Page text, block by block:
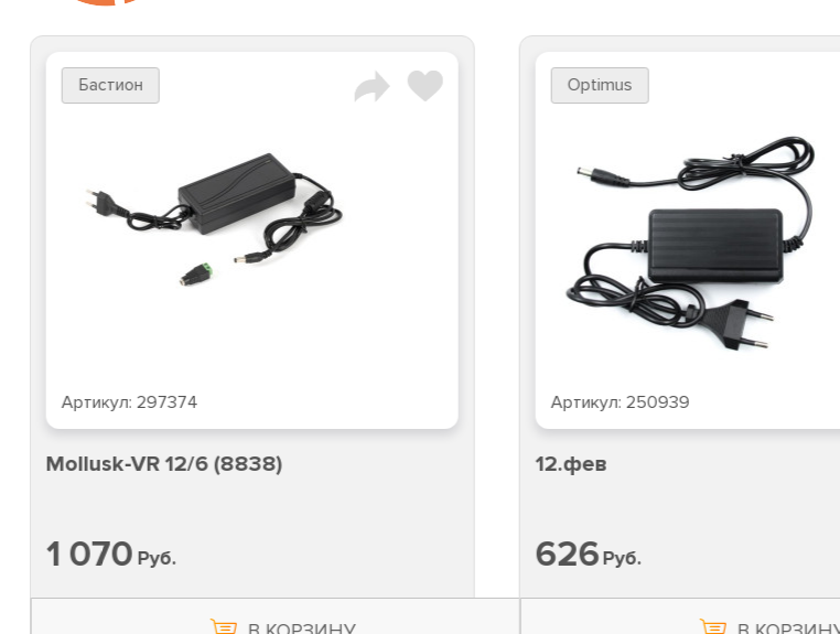
Бастион
Артикул: 297374
Mollusk-VR 12/6 (8838)
1 070 Руб.
Optimus
Артикул: 250939
12.фев
626Руб.